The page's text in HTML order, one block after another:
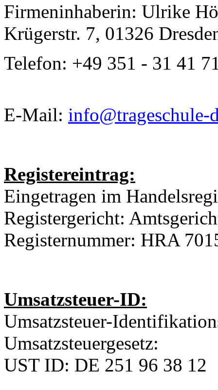
Firmeninhaberin: Ulrike
Krügerstr. 7, 01326
Telefon: +49 351 - 31 41
E-Mail: info@trageschule-
Registereintrag:
Eingetragen im
Registergericht:
Registernummer: HRA
Umsatzsteuer-ID:
Umsatzsteuer-
Umsatzsteuergesetz:
UST ID: DE 251 96 38 12